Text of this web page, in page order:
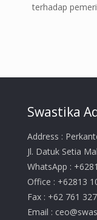
terhadap
Swastika
Address :
Jl. Datuk Setia
WhatsApp :
Office : +62813
Fax : +62 761
Email :